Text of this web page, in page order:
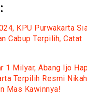
KPU Purwakarta
Cabup Terpilih, Catat
1 Milyar, Abang Ijo
Terpilih Resmi
Mas Kawinnya!